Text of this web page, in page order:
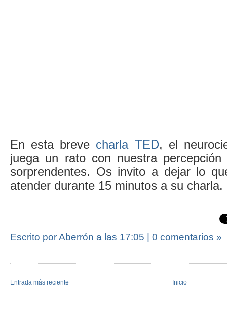
En esta breve charla TED, el
juega un rato con nuestra
sorprendentes. Os invito a dejar lo
atender durante 15 minutos a su
Escrito por Aberrón a las 17:05 | 0 comentarios »
Entrada más reciente Inicio